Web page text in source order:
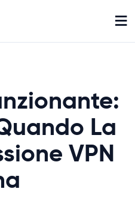
≡
La
VPN